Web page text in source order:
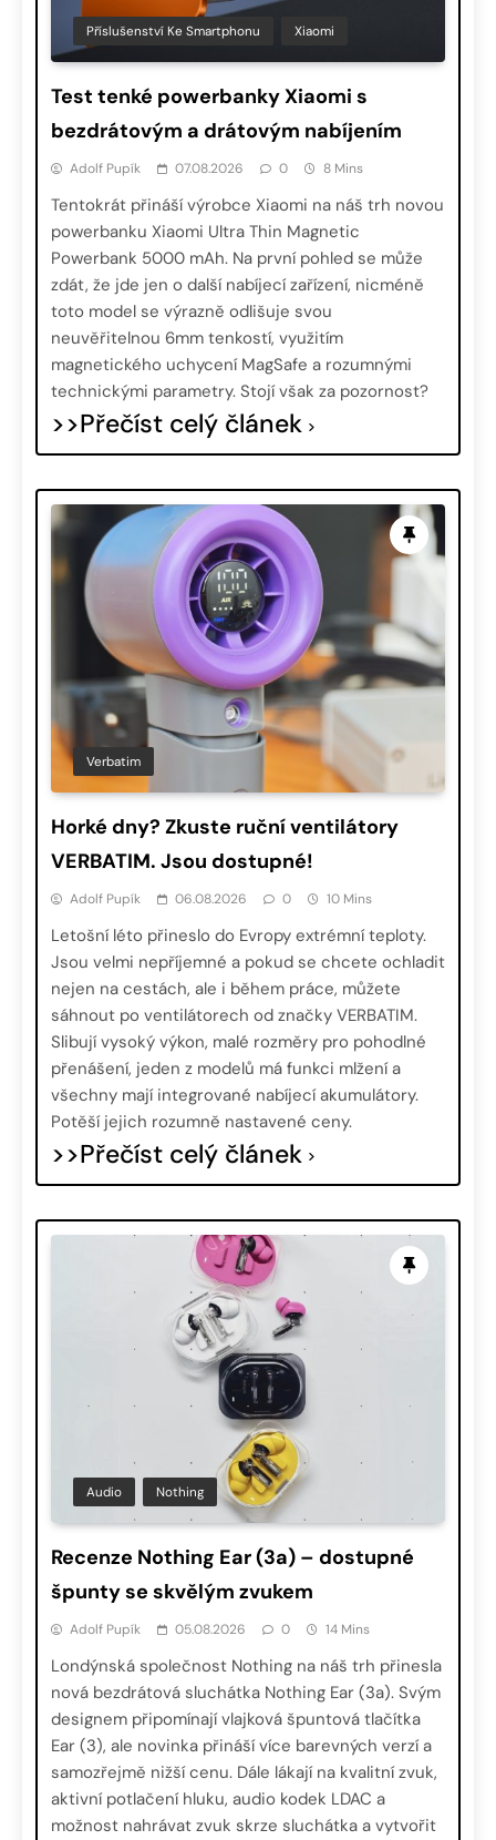
Příslušenství Ke Smartphonu Xiaomi
Test tenké powerbanky Xiaomi s
bezdrátovým a drátovým nabíjením
Adolf Pupík 07.08.2026 0 8 Mins
Tentokrát přináší výrobce Xiaomi na náš trh novou
powerbanku Xiaomi Ultra Thin Magnetic
Powerbank 5000 mAh. Na první pohled se může
zdát, že jde jen o další nabíjecí zařízení, nicméně
toto model se výrazně odlišuje svou
neuvěřitelnou 6mm tenkostí, využitím
magnetického uchycení MagSafe a rozumnými
technickými parametry. Stojí však za pozornost?
>>Přečíst celý článek
Verbatim
Horké dny? Zkuste ruční ventilátory
VERBATIM. Jsou dostupné!
Adolf Pupík 06.08.2026 0 10 Mins
Letošní léto přineslo do Evropy extrémní teploty.
Jsou velmi nepříjemné a pokud se chcete ochladit
nejen na cestách, ale i během práce, můžete
sáhnout po ventilátorech od značky VERBATIM.
Slibují vysoký výkon, malé rozměry pro pohodlné
přenášení, jeden z modelů má funkci mlžení a
všechny mají integrované nabíjecí akumulátory.
Potěší jejich rozumně nastavené ceny.
>>Přečíst celý článek
Audio Nothing
Recenze Nothing Ear (3a) – dostupné
špunty se skvělým zvukem
Adolf Pupík 05.08.2026 0 14 Mins
Londýnská společnost Nothing na náš trh přinesla
nová bezdrátová sluchátka Nothing Ear (3a). Svým
designem připomínají vlajková špuntová tlačítka
Ear (3), ale novinka přináší více barevných verzí a
samozřejmě nižší cenu. Dále lákají na kvalitní zvuk,
aktivní potlačení hluku, audio kodek LDAC a
možnost nahrávat zvuk skrze sluchátka a vytvořit